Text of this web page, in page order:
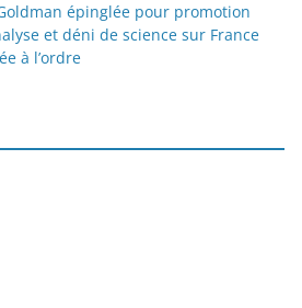
épinglée pour promotion
et déni de science sur France
à l’ordre